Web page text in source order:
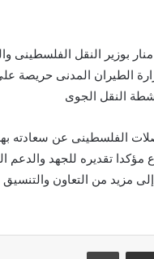
بوزير النقل الفلسطينى
الطيران المدنى حريصة
النقل الجوى
الفلسطينى عن سعادته
مؤكدا تقديره للجهد
مزيد من التعاون والتنسيق